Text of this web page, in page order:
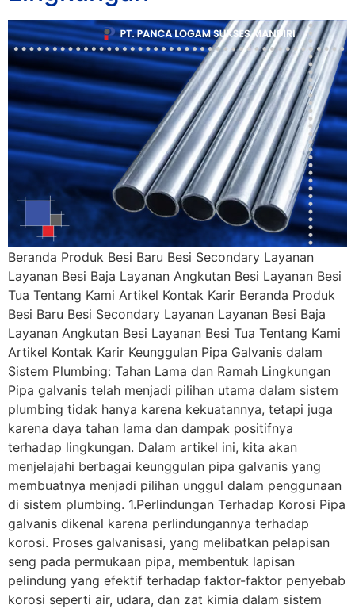
Beranda Produk Besi Baru Besi Secondary Layanan
Layanan Besi Baja Layanan Angkutan Besi Layanan Besi
Tua Tentang Kami Artikel Kontak Karir Beranda Produk
Besi Baru Besi Secondary Layanan Layanan Besi Baja
Layanan Angkutan Besi Layanan Besi Tua Tentang Kami
Artikel Kontak Karir Keunggulan Pipa Galvanis dalam
Sistem Plumbing: Tahan Lama dan Ramah Lingkungan
Pipa galvanis telah menjadi pilihan utama dalam sistem
plumbing tidak hanya karena kekuatannya, tetapi juga
karena daya tahan lama dan dampak positifnya
terhadap lingkungan. Dalam artikel ini, kita akan
menjelajahi berbagai keunggulan pipa galvanis yang
membuatnya menjadi pilihan unggul dalam penggunaan
di sistem plumbing. 1.Perlindungan Terhadap Korosi Pipa
galvanis dikenal karena perlindungannya terhadap
korosi. Proses galvanisasi, yang melibatkan pelapisan
seng pada permukaan pipa, membentuk lapisan
pelindung yang efektif terhadap faktor-faktor penyebab
korosi seperti air, udara, dan zat kimia dalam sistem